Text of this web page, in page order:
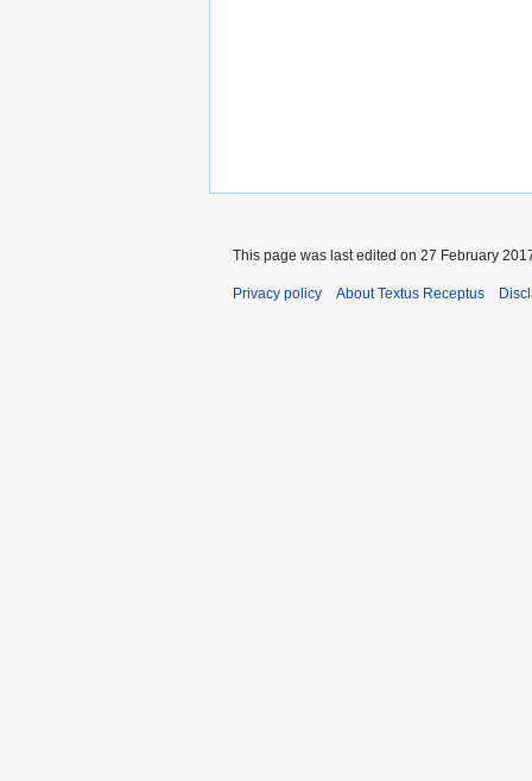
This page was last edited on 27 February
Privacy policy About Textus Receptus